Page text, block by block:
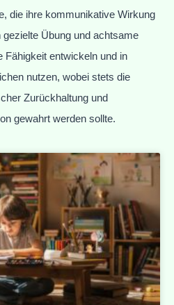
die ihre kommunikative Wirkung
Übung und achtsame
Fähigkeit entwickeln und in
nutzen, wobei stets die
Zurückhaltung und
gewahrt werden sollte.